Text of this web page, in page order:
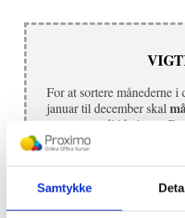
Samtykke
For at sortere månederne
januar til december skal
samme værdi i kolonne D.
Hvis du fx vil have 2
måned, skal de
kolonne D) som en anden